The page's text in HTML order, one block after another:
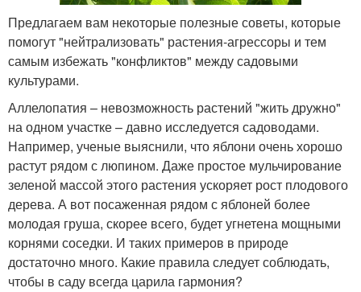
Предлагаем вам некоторые полезные советы, которые
помогут "нейтрализовать" растения-агрессоры и тем
самым избежать "конфликтов" между садовыми
культурами.
Аллелопатия – невозможность растений "жить дружно"
на одном участке – давно исследуется садоводами.
Например, ученые выяснили, что яблони очень хорошо
растут рядом с люпином. Даже простое мульчирование
зеленой массой этого растения ускоряет рост плодового
дерева. А вот посаженная рядом с яблоней более
молодая груша, скорее всего, будет угнетена мощными
корнями соседки. И таких примеров в природе
достаточно много. Какие правила следует соблюдать,
чтобы в саду всегда царила гармония?